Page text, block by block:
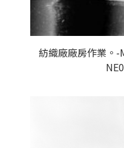
紡織廠廠房作業。-